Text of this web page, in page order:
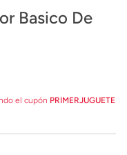
Basico De
el cupón PRIMERJUGUETE